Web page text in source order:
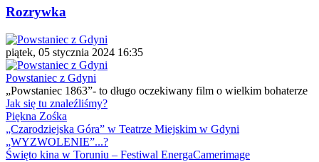
Rozrywka
piątek, 05 stycznia 2024 16:35
Powstaniec z Gdyni
„Powstaniec 1863”- to długo oczekiwany film o wielkim bohaterze
Jak się tu znaleźliśmy?
Piękna Zośka
„Czarodziejska Góra” w Teatrze Miejskim w Gdyni
„WYZWOLENIE”...?
Święto kina w Toruniu – Festiwal EnergaCamerimage